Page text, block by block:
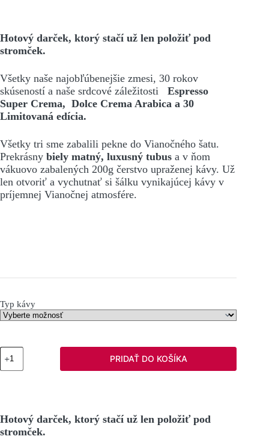
Hotový darček, ktorý stačí už len položiť pod
stromček.
Všetky naše najobľúbenejšie zmesi, 30 rokov
skúseností a naše srdcové záležitosti Espresso
Super Crema, Dolce Crema Arabica a 30
Limitovaná edícia.
Všetky tri sme zabalili pekne do Vianočného šatu.
Prekrásny biely matný, luxusný tubus a v ňom
vákuovo zabalených 200g čerstvo upraženej kávy. Už
len otvoriť a vychutnať si šálku vynikajúcej kávy v
príjemnej Vianočnej atmosfére.
Typ kávy
množstvo
Vianočné
balenie
PRIDAŤ DO KOŠÍKA
Hotový darček, ktorý stačí už len položiť pod
stromček.